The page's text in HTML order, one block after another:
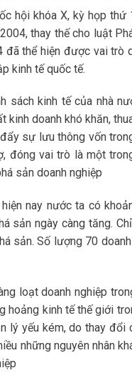
hội khóa X, kỳ họp
thay thế cho luật
đã thể hiện được vai trò
kinh tế quốc tế.
sách kinh tế của nhà
kinh doanh khó khăn,
sự lưu thông vốn
đóng vai trò là một
sản doanh nghiệp
nay nước ta có
sản ngày càng tăng.
sản. Số lượng 70
loạt doanh nghiệp
hoảng kinh tế thế giới
lý yếu kém, do thay đổi
những nguyên nhân